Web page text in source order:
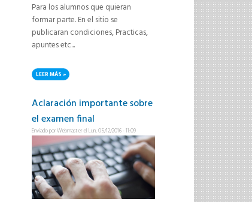
Para los alumnos que quieran
formar parte. En el sitio se
publicaran condiciones, Practicas,
apuntes etc...
LEER MÁS SOBRE PARA ALUMNOS 2017 - SITIO EN COMUNIDADES UNR
Aclaración importante sobre
el examen final
Enviado porWebmasterel Lun, 05/12/2016 - 11:09